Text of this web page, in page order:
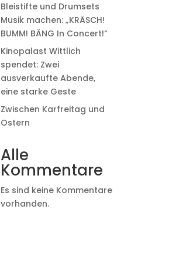
Bleistifte und Drumsets
Musik machen: „KRÄSCH!
BUMM! BÄNG In Concert!“
Kinopalast Wittlich
spendet: Zwei
ausverkaufte Abende,
eine starke Geste
Zwischen Karfreitag und
Ostern
Alle
Kommentare
Es sind keine Kommentare
vorhanden.